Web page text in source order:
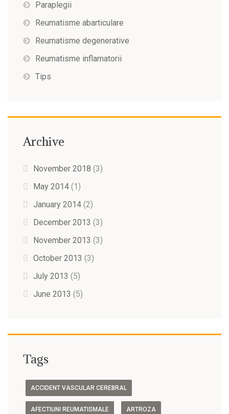
Paraplegii
Reumatisme abarticulare
Reumatisme degenerative
Reumatisme inflamatorii
Tips
Archive
November 2018 (3)
May 2014 (1)
January 2014 (2)
December 2013 (3)
November 2013 (3)
October 2013 (3)
July 2013 (5)
June 2013 (5)
Tags
ACCIDENT VASCULAR CEREBRAL
AFECTIUNI REUMATISMALE ARTROZA